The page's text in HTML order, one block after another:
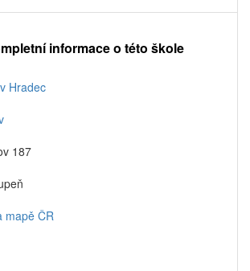
informace o této škole
Hradec
187
mapě ČR